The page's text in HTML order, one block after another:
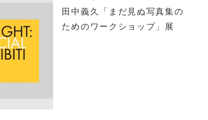
田中義久「まだ見ぬ写真集の
ためのワークショップ」展